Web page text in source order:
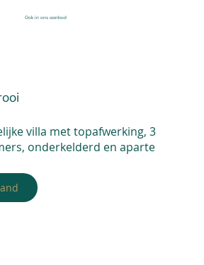
Ook in ons aanbod
villa met topafwerking, 3
onderkelderd en aparte